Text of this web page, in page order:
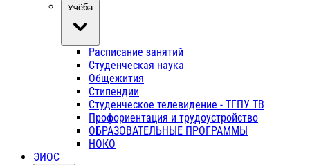
Учёба
Расписание занятий
Студенческая наука
Общежития
Стипендии
Студенческое телевидение - ТГПУ ТВ
Профориентация и трудоустройство
ОБРАЗОВАТЕЛЬНЫЕ ПРОГРАММЫ
НОКО
ЭИОС